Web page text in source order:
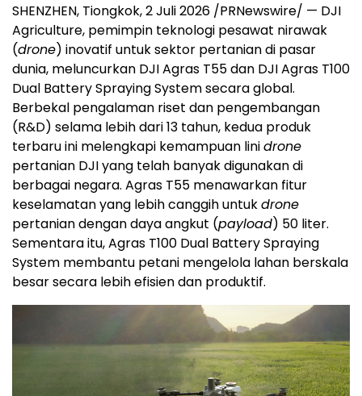
SHENZHEN, Tiongkok, 2 Juli 2026 /PRNewswire/ — DJI
Agriculture, pemimpin teknologi pesawat nirawak
(drone) inovatif untuk sektor pertanian di pasar
dunia, meluncurkan DJI Agras T55 dan DJI Agras T100
Dual Battery Spraying System secara global.
Berbekal pengalaman riset dan pengembangan
(R&D) selama lebih dari 13 tahun, kedua produk
terbaru ini melengkapi kemampuan linidrone
pertanian DJI yang telah banyak digunakan di
berbagai negara. Agras T55 menawarkan fitur
keselamatan yang lebih canggih untukdrone
pertanian dengan daya angkut (payload) 50 liter.
Sementara itu, Agras T100 Dual Battery Spraying
System membantu petani mengelola lahan berskala
besar secara lebih efisien dan produktif.